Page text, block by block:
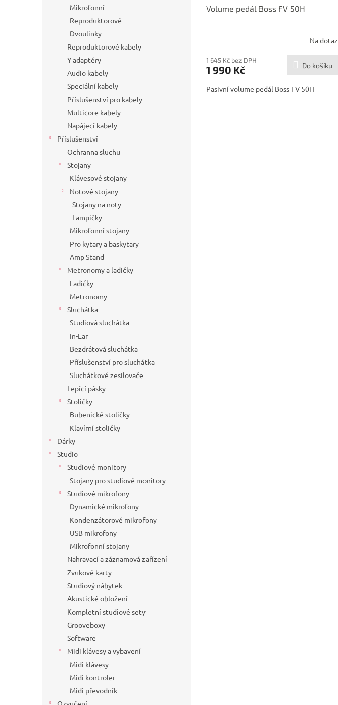
Mikrofonní
Reproduktorové
Dvoulinky
Reproduktorové kabely
Y adaptéry
Audio kabely
Speciální kabely
Příslušenství pro kabely
Multicore kabely
Napájecí kabely
Příslušenství
Ochranna sluchu
Stojany
Klávesové stojany
Notové stojany
Stojany na noty
Lampičky
Mikrofonní stojany
Pro kytary a baskytary
Amp Stand
Metronomy a ladičky
Ladičky
Metronomy
Sluchátka
Studiová sluchátka
In-Ear
Bezdrátová sluchátka
Příslušenství pro sluchátka
Sluchátkové zesilovače
Lepící pásky
Stoličky
Bubenické stoličky
Klavírní stoličky
Dárky
Studio
Studiové monitory
Stojany pro studiové monitory
Studiové mikrofony
Dynamické mikrofony
Kondenzátorové mikrofony
USB mikrofony
Mikrofonní stojany
Nahravací a záznamová zařízení
Zvukové karty
Studiový nábytek
Akustické obložení
Kompletní studiové sety
Grooveboxy
Software
Midi klávesy a vybavení
Midi klávesy
Midi kontroler
Midi převodník
Volume pedál Boss FV 50H
Na dotaz
1 645 Kč bez DPH
1 990 Kč Do košíku
Pasivní volume pedál Boss FV 50H